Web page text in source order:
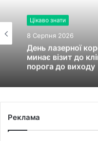
Цікаво знати
8 Серпня 2026
День лазерної
минає візит до
порога до виходу
Реклама